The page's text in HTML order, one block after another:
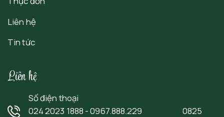
Liên hệ
Tin tức
Liên hệ
Số điện thoại
024 2023 1888 - 0967.888.229 0825